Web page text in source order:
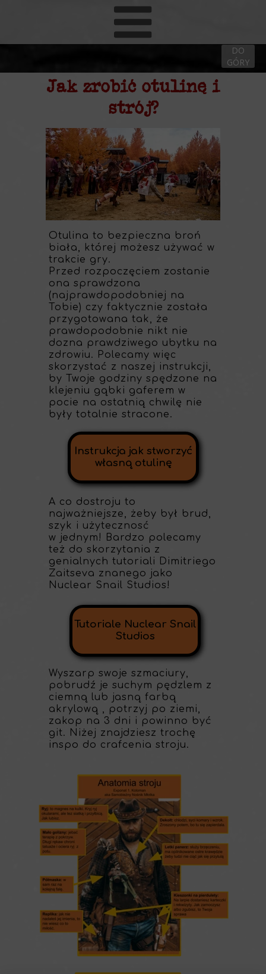
DO
GÓRY
Instrukcja jak stworzyć
własną otulinę
Otulina to bezpieczna broń
biała, której możesz używać w
trakcie gry.
Przed rozpoczęciem zostanie
ona sprawdzona
(najprawdopodobniej na
Tobie) czy faktycznie została
przygotowana tak, że
prawdopodobnie nikt nie
dozna prawdziwego ubytku na
zdrowiu. Polecamy więc
skorzystać z naszej instrukcji,
by Twoje godziny spędzone na
klejeniu gąbki gaferem w
pocie na ostatnią chwilę nie
były totalnie stracone.
Wyszarp swoje szmaciury,
pobrudź je suchym pędzlem z
ciemną lub jasną farbą
akrylową , potrzyj po ziemi,
zakop na 3 dni i powinno być
git. Niżej znajdziesz trochę
inspo do crafcenia stroju.
A co dostroju to
najważniejsze, żeby był brud,
szyk i użytecznosć
w jednym! Bardzo polecamy
też do skorzytania z
genialnych tutoriali Dimitriego
Zaitseva znanego jako
Nuclear Snail Studios!
Tutoriale Nuclear Snail
Studios
Jak zrobić otulinę i
strój?